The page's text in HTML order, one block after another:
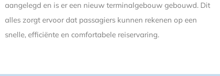
aangelegd en is er een nieuw terminalgebouw gebouwd. Dit
alles zorgt ervoor dat passagiers kunnen rekenen op een
snelle, efficiënte en comfortabele reiservaring.